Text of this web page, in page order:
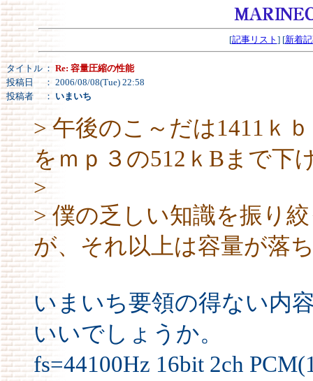
[記事リスト ] [新着
タイトル ： Re: 容量圧縮の性能
投稿日
： 2006/08/08(Tue) 22:58
投稿者
： いまいち
> 午後のこ～だは1411ｋ
をｍｐ３の512ｋBまで下
>
> 僕の乏しい知識を振り
が、それ以上は容量が落
いまいち要領の得ない内
いいでしょうか。
fs=44100Hz 16bit 2ch